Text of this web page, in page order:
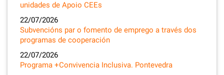
unidades de Apoio CEEs
22/07/2026
Subvencións par o fomento de emprego a través dos
programas de cooperación
22/07/2026
Programa +Convivencia Inclusiva. Pontevedra